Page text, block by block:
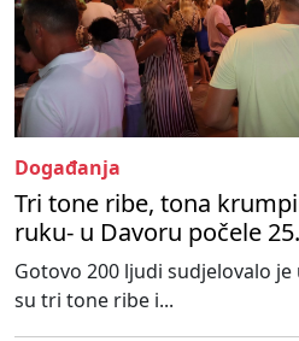
Događanja
Tri tone ribe, tona
ruku- u Davoru počele
Gotovo 200 ljudi sudjelovalo
su tri tone ribe i...